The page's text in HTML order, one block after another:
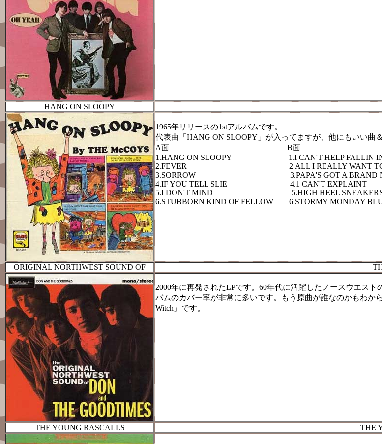
HANG ON SLOOPY
1965年リリースの1stアルバムです。
代表曲「HANG ON SLOOPY」が入ってますが、他にもいい曲
A面 B面
1.HANG ON SLOOPY 1.I CAN'T HELP FALLIN IN
2.FEVER 2.ALL I REALLY WANT TO
3.SORROW 3.PAPA'S GOT A BRAND
4.IF YOU TELL SLIE 4.1 CAN'T EXPLAINT
5.I DON'T MIND 5.HIGH HEEL
6.STUBBORN KIND OF FELLOW 6.STORMY MONDAY
ORIGINAL NORTHWEST SOUND OF
2000年に再発されたLPです。60年代に活躍したノースウエス
バムのカバー率が非常に多いです。もう原曲が誰なのかもわか
Witch」です。
THE YOUNG RASCALLS THE